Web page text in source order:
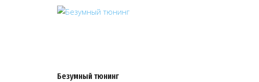
Безумный тюнинг